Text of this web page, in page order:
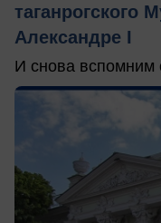
таганрогского
Александре I
И снова вспомним